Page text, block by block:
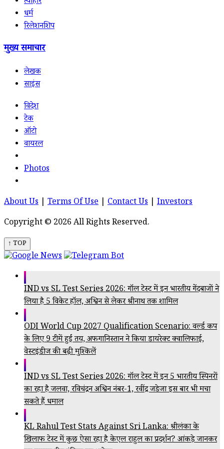
धर्म
रिलेशनशिप
मुख्य समाचार
लेखक
साइंस
विदेश
टेक
ऑटो
वायरल
Photos
About Us Terms Of Use Contact Us
Investors
Copyright © 2026 All Rights Reserved.
↑ TOP
IND vs SL Test Series 2026: गॉल टेस्ट में इन भारतीय गेंदबाजों ने
लिया है 5 विकेट हॉल, अश्विन से लेकर श्रीनाथ तक शामिल
ODI World Cup 2027 Qualification Scenario: वर्ल्ड कप
के लिए 9 टीमें हुईं तय, अफगानिस्तान ने किया डायरेक्ट क्वालिफाई,
वेस्टइंडीज की बढ़ी मुश्किलें
IND vs SL Test Series 2026: गॉल टेस्ट में इन 5 भारतीय स्पिनरों
का रहा है जलवा, रविचंद्रन अश्विन नंबर-1, रवींद्र जडेजा इस बार भी मचा
सकते हैं धमाल
KL Rahul Test Stats Against Sri Lanka: श्रीलंका के
खिलाफ टेस्ट में कुछ ऐसा रहा है केएल राहुल का प्रदर्शन? आंकड़े जानकर